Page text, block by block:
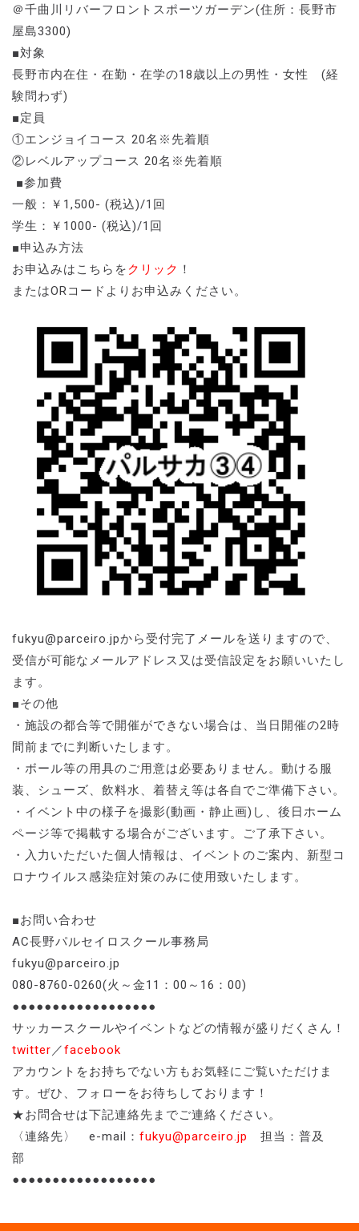
＠千曲川リバーフロントスポーツガーデン(住所：長野市
屋島3300)
■対象
長野市内在住・在勤・在学の18歳以上の男性・女性 (経
験問わず)
■定員
①エンジョイコース 20名※先着順
②レベルアップコース 20名※先着順
■参加費
一般：￥1,500- (税込)/1回
学生：￥1000- (税込)/1回
■申込み方法
お申込みはこちらをクリック ！
またはORコードよりお申込みください。
fukyu@parceiro.jpから受付完了メールを送りますので、
受信が可能なメールアドレス又は受信設定をお願いいたし
ます。
■その他
・施設の都合等で開催ができない場合は、当日開催の2時
間前までに判断いたします。
・ボール等の用具のご用意は必要ありません。動ける服
装、シューズ、飲料水、着替え等は各自でご準備下さい。
・イベント中の様子を撮影(動画・静止画)し、後日ホーム
ページ等で掲載する場合がございます。ご了承下さい。
・入力いただいた個人情報は、イベントのご案内、新型コ
ロナウイルス感染症対策のみに使用致いたします。
■お問い合わせ
AC長野パルセイロスクール事務局
fukyu@parceiro.jp
080-8760-0260(火～金11：00～16：00)
●●●●●●●●●●●●●●●●●●
サッカースクールやイベントなどの情報が盛りだくさん！
twitter ／facebook
アカウントをお持ちでない方もお気軽にご覧いただけま
す。ぜひ、フォローをお待ちしております！
★お問合せは下記連絡先までご連絡ください。
〈連絡先〉 e-mail： fukyu@parceiro.jp
担当：普及
部
●●●●●●●●●●●●●●●●●●